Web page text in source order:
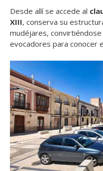
Desde allí se accede al
XIII, conserva su
mudéjares,
evocadores para conocer